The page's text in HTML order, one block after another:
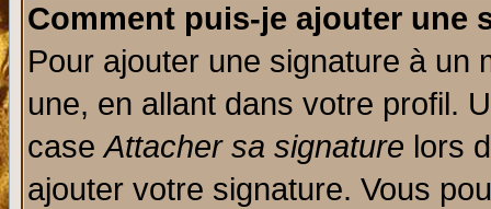
Comment puis-je ajouter une
Pour ajouter une signature à un
une, en allant dans votre profil.
caseAttacher sa signature lors
ajouter votre signature. Vous